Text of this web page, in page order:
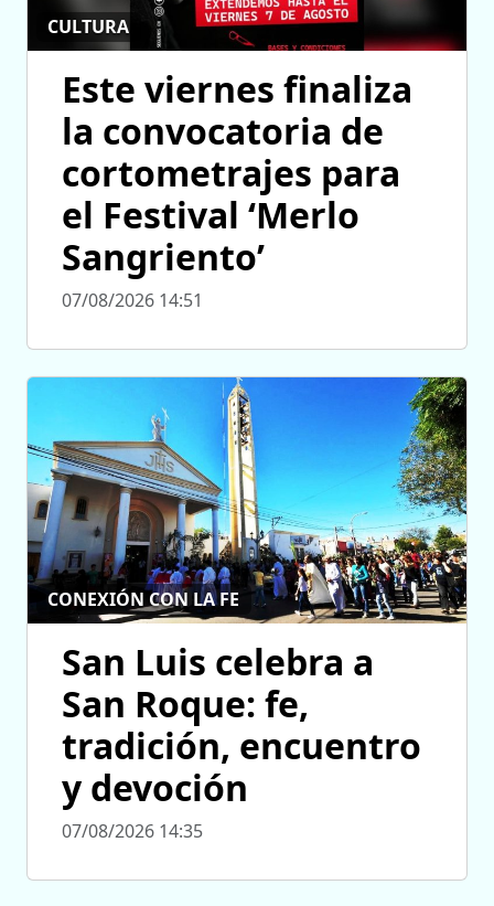
CULTURA
Este viernes finaliza
la convocatoria de
cortometrajes para
el Festival ‘Merlo
Sangriento’
07/08/2026 14:51
CONEXIÓN CON LA FE
San Luis celebra a
San Roque: fe,
tradición, encuentro
y devoción
07/08/2026 14:35